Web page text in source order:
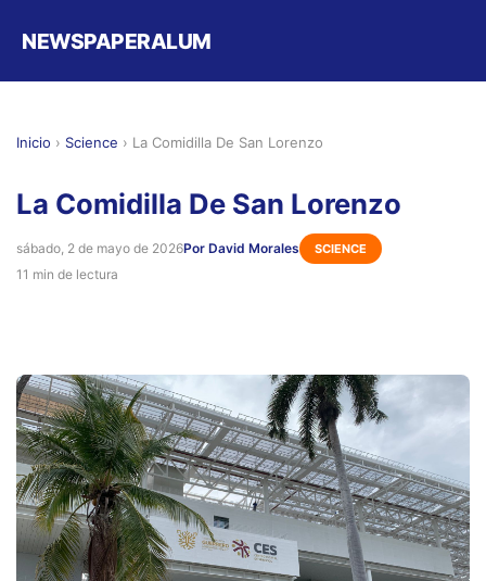
NEWSPAPERALUM
Inicio › Science › La Comidilla De San Lorenzo
La Comidilla De San Lorenzo
sábado, 2 de mayo de 2026Por David Morales SCIENCE
11 min de lectura